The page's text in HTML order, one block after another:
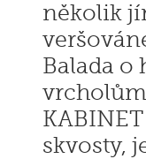
několik
Balada o
skvosty,